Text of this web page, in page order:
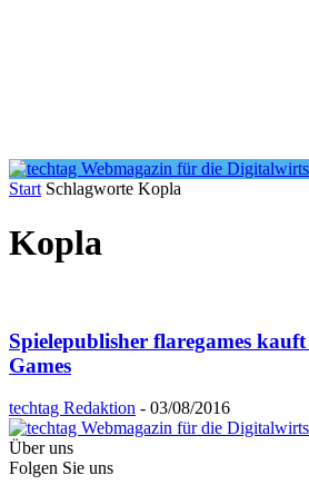
Start Schlagworte Kopla
Kopla
Spielepublisher flaregames
Games
techtag Redaktion - 03/08/2016
Über uns
Folgen Sie uns